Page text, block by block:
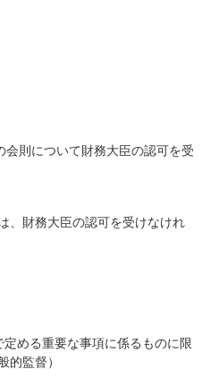
則について財務大臣の認可を受
、財務大臣の認可を受けなけれ
める重要な事項に係るものに限
的監督）